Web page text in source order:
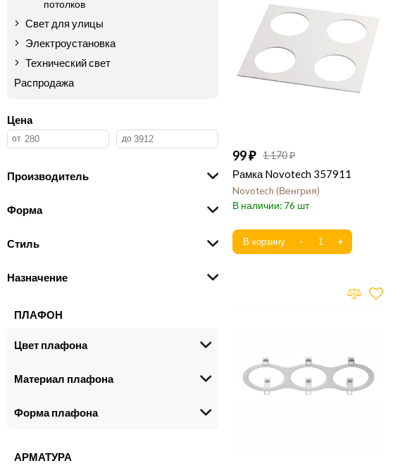
потолков
Свет для улицы
Электроустановка
Технический свет
Распродажа
Цена
Производитель
Форма
Стиль
Назначение
ПЛАФОН
Цвет плафона
Материал плафона
Форма плафона
АРМАТУРА
99 1 170
Рамка Novotech 357911
Novotech Венгрия
76